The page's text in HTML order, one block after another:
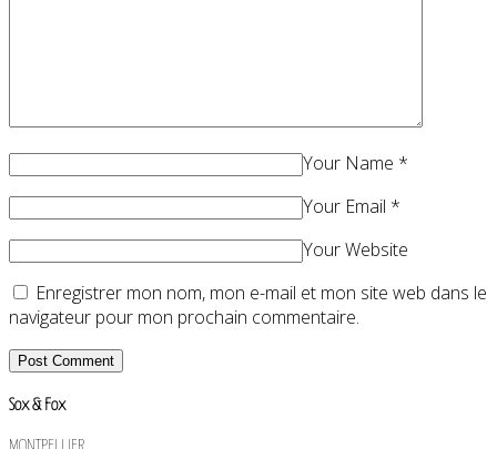
Your Name *
Your Email *
Your Website
Enregistrer mon nom, mon e-mail et mon site web dans le
navigateur pour mon prochain commentaire.
Sox & Fox